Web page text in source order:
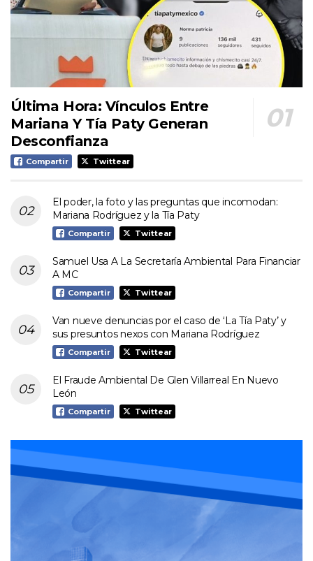
Última Hora: Vínculos Entre
Mariana Y Tía Paty Generan
Desconfianza
Compartir Twittear
El poder, la foto y las preguntas que incomodan:
Mariana Rodríguez y la Tía Paty
Compartir Twittear
Samuel Usa A La Secretaría Ambiental Para Financiar
A MC
Compartir Twittear
Van nueve denuncias por el caso de ‘La Tía Paty’ y
sus presuntos nexos con Mariana Rodríguez
Compartir Twittear
El Fraude Ambiental De Glen Villarreal En Nuevo
León
Compartir Twittear